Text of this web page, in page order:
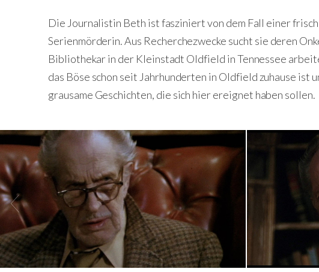
Die Journalistin Beth ist fasziniert von dem Fall einer
Serienmörderin. Aus Recherchezwecke sucht sie deren
Bibliothekar in der Kleinstadt Oldfield in Tennessee
das Böse schon seit Jahrhunderten in Oldfield zuhause ist
grausame Geschichten, die sich hier ereignet haben sollen.